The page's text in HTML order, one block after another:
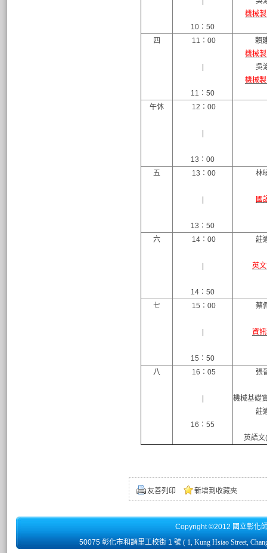
10：50
機械
四 11：00
11：50
賴
機械
吳
機械
午休 12：00
13：00
五
13：00
13：50
林
國
六 14：00
14：50
莊
英
七 15：00
15：50
蔡
資
八 16：05
16：55
張
機械基礎
莊
英語文
友善列印 新增到收藏夾
Copyright ©2012 國立彰化
50075 彰化市和調里工校街 1 號 ( 1, Kung Hsiao Street,